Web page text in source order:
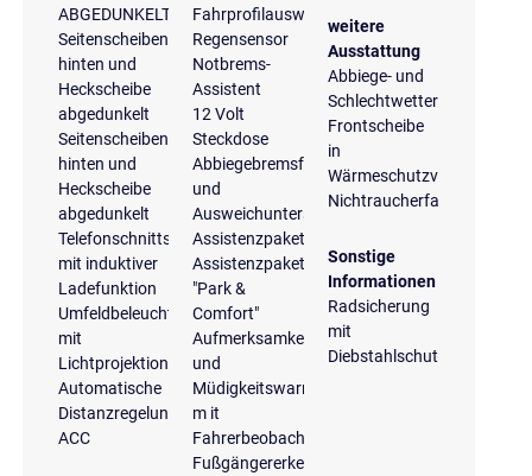
ABGEDUNKELT
Seitenscheiben
hinten und
Heckscheibe
abgedunkelt
Seitenscheiben
hinten und
Heckscheibe
abgedunkelt
Telefonschnittstelle
mit induktiver
Ladefunktion
Umfeldbeleuchtung
mit
Lichtprojektion
Automatische
Distanzregelung
ACC
Fahrprofilauswahl
Regensensor
Notbrems-
Assistent
12 Volt
Steckdose
Abbiegebremsfunktion
und
Ausweichunterstützung
Assistenzpaket
Assistenzpaket
"Park &
Comfort"
Aufmerksamkeits-
und
Müdigkeitswarnung
m it
Fahrerbeobachtungskamera
Fußgängererkennung
weitere
Ausstattung
Abbiege- und
Schlechtwetterlicht
Frontscheibe
in
Wärmeschutzverglasung
Nichtraucherfahrzeug
Sonstige
Informationen
Radsicherung
mit
Diebstahlschutz